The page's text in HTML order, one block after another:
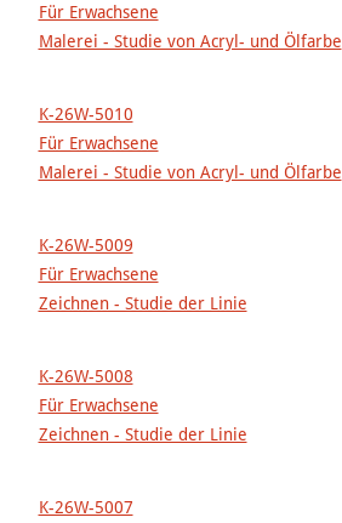
Für Erwachsene
Malerei - Studie von Acryl- und Ölfarbe
K-26W-5010
Für Erwachsene
Malerei - Studie von Acryl- und Ölfarbe
K-26W-5009
Für Erwachsene
Zeichnen - Studie der Linie
K-26W-5008
Für Erwachsene
Zeichnen - Studie der Linie
K-26W-5007